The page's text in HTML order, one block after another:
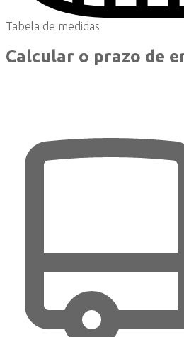
Tabela de medidas
Calcular o prazo de